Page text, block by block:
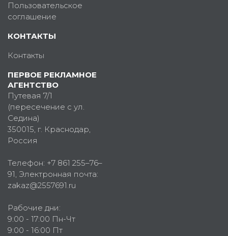
Пользовательское
соглашение
КОНТАКТЫ
Контакты
ПЕРВОЕ РЕКЛАМНОЕ
АГЕНТСТВО
Путевая 7/1
(пересечение с ул.
Седина)
350015, г. Краснодар,
Россия
Телефон: +7 861 255–76–
91, Электронная почта:
zakaz@2557691.ru
Рабочие дни:
9:00 - 17:00 Пн-Чт
9:00 - 16:00 Пт